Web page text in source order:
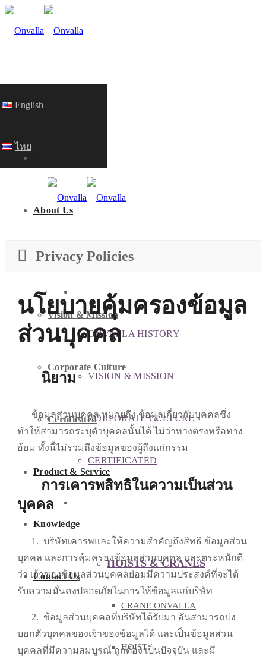
About Us
Onvalla History
Vision & Mission
Corporate Culture
Certificated
Product & Service
Knowledge
Contact Us
English
ไทย
HOME
ABOUT US
ONVALLA HISTORY
VISION & MISSION
CORPORATE CULTURE
CERTIFICATED
HOISTS & CRANES
CRANE ONVALLA
HOIST
PRIVACY POLICY
Privacy Policies
นโยบายคุ้มครองข้อมูล
ส่วนบุคคล
นิยาม
ข้อมูลส่วนบุคคล หมายถึง ข้อมูลเกี่ยวกับบุคคลซึ่ง
ทำให้สามารถระบุตัวบุคคลนั้นได้ ไม่ว่าทางตรงหรือทาง
อ้อม ทั้งนี้ไม่รวมถึงข้อมูลของผู้ถึงแก่กรรม
การเคารพสิทธิในความเป็นส่วน
บุคคล
1. บริษัทเคารพและให้ความสำคัญถึงสิทธิ ข้อมูลส่วน
บุคคล และการคุ้มครองข้อมูลส่วนบุคคล และตระหนักดี
ว่า เจ้าของข้อมูลส่วนบุคคลย่อมมีความประสงค์ที่จะได้
รับความมั่นคงปลอดภัยในการให้ข้อมูลแก่บริษัท
2. ข้อมูลส่วนบุคคลที่บริษัทได้รับมา อันสามารถบ่ง
บอกตัวบุคคลของเจ้าของข้อมูลได้ และเป็นข้อมูลส่วน
บุคคลที่มีความสมบูรณ์ ถูกต้อง เป็นปัจจุบัน และมี